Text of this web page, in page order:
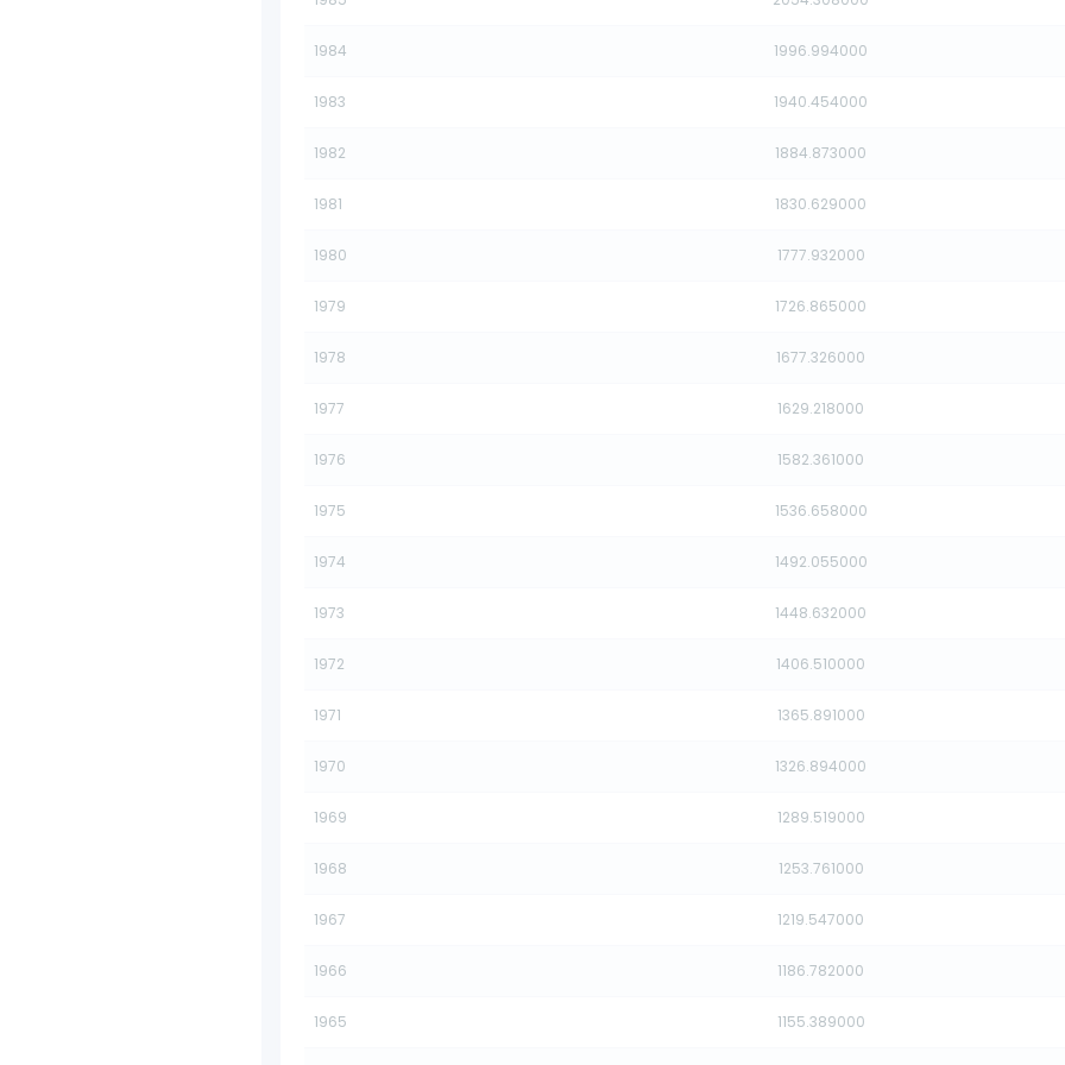
1984 1996.994000
1983 1940.454000
1982 1884.873000
1981 1830.629000
1980 1777.932000
1979 1726.865000
1978 1677.326000
1977 1629.218000
1976 1582.361000
1975 1536.658000
1974 1492.055000
1973 1448.632000
1972 1406.510000
1971 1365.891000
1970 1326.894000
1969 1289.519000
1968 1253.761000
1967 1219.547000
1966 1186.782000
1965 1155.389000